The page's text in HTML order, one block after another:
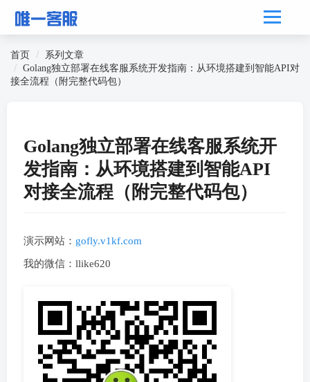
首页
系列文章
Golang独立部署在线客服系统开发指南：从环境搭建到智能API对
接全流程（附完整代码包）
Golang独立部署在线客服系统开
发指南：从环境搭建到智能API
对接全流程（附完整代码包）
演示网站： gofly.v1kf.com
我的微信：llike620